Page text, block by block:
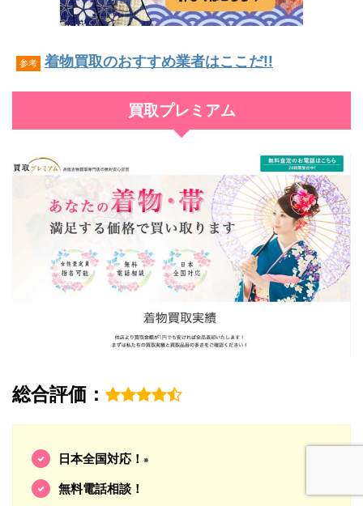
参考 着物買取のおすすめ業者はここだ!!
買取プレミアム
総合評価：
日本全国対応！ ※
無料電話相談！